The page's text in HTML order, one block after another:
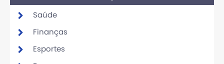
Saúde
Finanças
Esportes